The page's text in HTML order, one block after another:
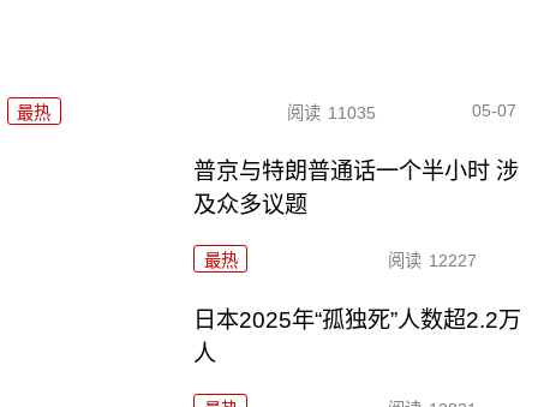
最热 阅读 11035 05-07
普京与特朗普通话一个半小时 涉
及众多议题
最热 阅读 12227
日本2025年“孤独死”人数超2.2万
人